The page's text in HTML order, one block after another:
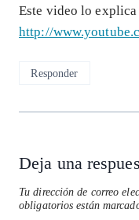
Este video lo
http://
Responder
Deja una
Tu dirección de correo
obligatorios están